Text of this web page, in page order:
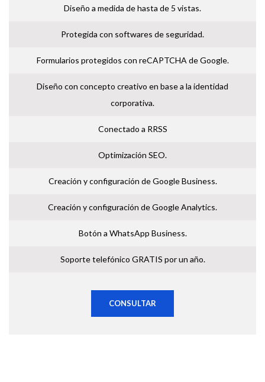
Diseño a medida de hasta de 5 vistas.
Protegida con softwares de seguridad.
Formularios protegidos con reCAPTCHA de Google.
Diseño con concepto creativo en base a la identidad
corporativa.
Conectado a RRSS
Optimización SEO.
Creación y configuración de Google Business.
Creación y configuración de Google Analytics.
Botón a WhatsApp Business.
Soporte telefónico GRATIS por un año.
CONSULTAR